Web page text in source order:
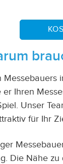
Messebauers
Ihren
Unser
für Ihr
Die Nähe